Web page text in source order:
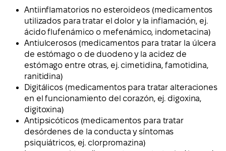
Antiinflamatorios no esteroideos (medicamentos
utilizados para tratar el dolor y la inflamación, ej.
ácido flufenámico o mefenámico, indometacina)
Antiulcerosos (medicamentos para tratar la úlcera
de estómago o de duodeno y la acidez de
estómago entre otras, ej. cimetidina, famotidina,
ranitidina)
Digitálicos (medicamentos para tratar alteraciones
en el funcionamiento del corazón, ej. digoxina,
digitoxina)
Antipsicóticos (medicamentos para tratar
desórdenes de la conducta y síntomas
psiquiátricos, ej. clorpromazina)